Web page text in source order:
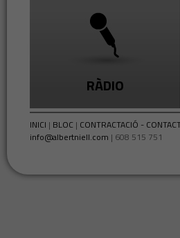
RÀDIO
INICI | BLOC| CONTRACTACIÓ -
info@albertniell.com | 608 515 751